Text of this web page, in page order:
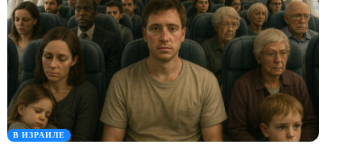
В ИЗРАИЛЕ